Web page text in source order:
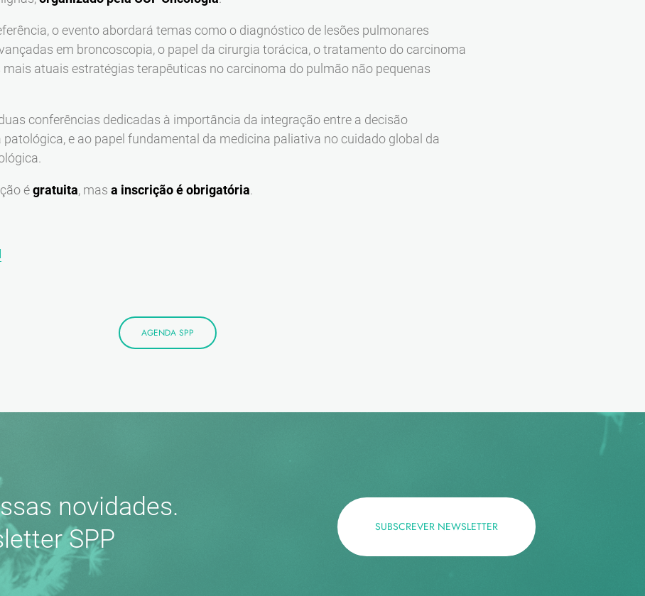
o evento abordará temas como o diagnóstico de lesões pulmonares
em broncoscopia, o papel da cirurgia torácica, o tratamento do carcinoma
mais atuais estratégias terapêuticas no carcinoma do pulmão não pequenas
conferências dedicadas à importância da integração entre a decisão
e ao papel fundamental da medicina paliativa no cuidado global da
égratuita, mas a inscrição é obrigatória.
AGENDA SPP
novidades.
SPP
SUBSCREVER NEWSLETTER